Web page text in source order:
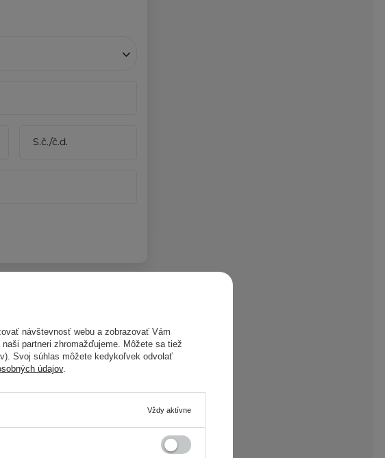
S.č./č.d.
alebo číslice)
návštevnosť webu a zobrazovať Vám
partneri zhromažďujeme. Môžete sa tiež
Svoj súhlas môžete kedykoľvek odvolať
údajov.
Vždy aktívne